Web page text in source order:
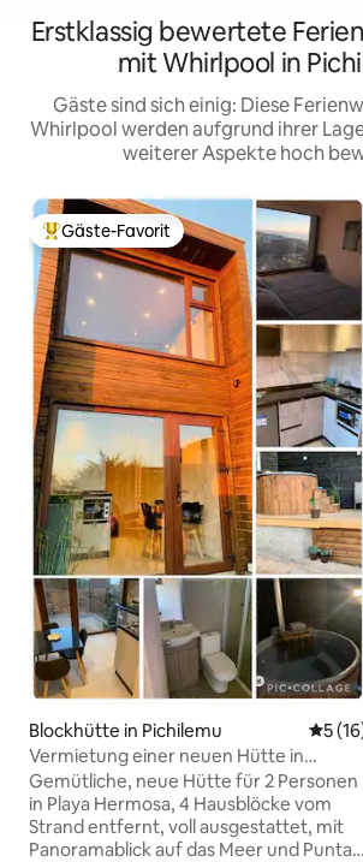
Erstklassig bewertete
mit Whirlpool in
Gäste sind sich einig: Diese
Whirlpool werden aufgrund ihrer
weiterer Aspekte hoch
Beliebter Gäste-Favorit.
Gäste-Favorit
Blockhütte in Pichilemu
5
Vermietung einer neuen Hütte in
Pichilemu.
Gemütliche, neue Hütte für 2 Personen
in Playa Hermosa, 4 Hausblöcke vom
Strand entfernt, voll ausgestattet, mit
Panoramablick auf das Meer und Punta